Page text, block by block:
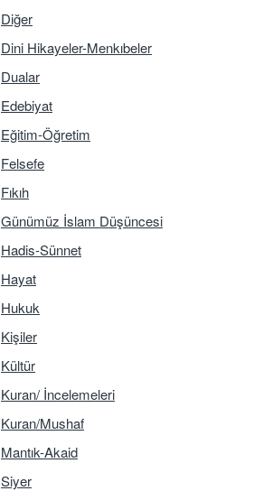
Diğer
Dini Hikayeler-Menkıbeler
Dualar
Edebiyat
Eğitim-Öğretim
Felsefe
Fıkıh
Günümüz İslam Düşüncesi
Hadis-Sünnet
Hayat
Hukuk
Kişiler
Kültür
Kuran/ İncelemeleri
Kuran/Mushaf
Mantık-Akaid
Siyer